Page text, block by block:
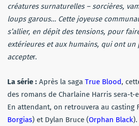
créatures surnaturelles – sorcières,
loups garous… Cette joyeuse
s’allier, en dépit des tensions, pour
extérieures et aux humains, qui ont un
accepter.
La série : Après la saga True Blood,
des romans de Charlaine Harris sera-t-
En attendant, on retrouvera au casting
Borgias) et Dylan Bruce (Orphan Black).